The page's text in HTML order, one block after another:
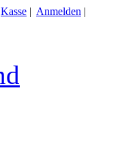
Kasse | Anmelden |